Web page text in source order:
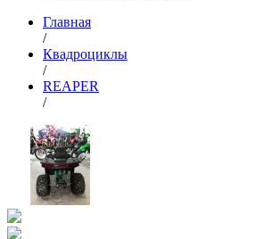
Главная
/
Квадроциклы
/
REAPER
/